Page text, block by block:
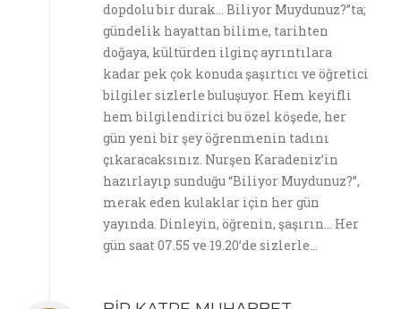
dopdolu bir durak… Biliyor Muydunuz?”ta;
gündelik hayattan bilime, tarihten
doğaya, kültürden ilginç ayrıntılara
kadar pek çok konuda şaşırtıcı ve öğretici
bilgiler sizlerle buluşuyor. Hem keyifli
hem bilgilendirici bu özel köşede, her
gün yeni bir şey öğrenmenin tadını
çıkaracaksınız. Nurşen Karadeniz’in
hazırlayıp sunduğu “Biliyor Muydunuz?”,
merak eden kulaklar için her gün
yayında. Dinleyin, öğrenin, şaşırın… Her
gün saat 07.55 ve 19.20’de sizlerle…